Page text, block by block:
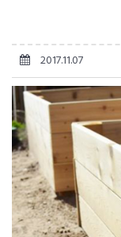
2017.11.07